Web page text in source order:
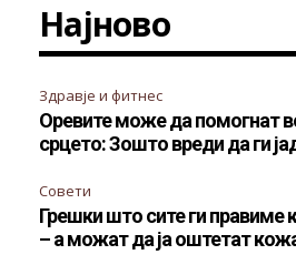
Најново
Здравје и фитнес
Оревите може да помогнат
срцето: Зошто вреди да ги
Совети
Грешки што сите ги правиме
– а можат да ја оштетат